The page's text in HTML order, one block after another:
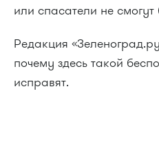
или спасатели не смогут
Редакция
почему здесь такой
исправят.